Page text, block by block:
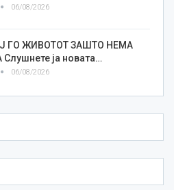
06/08/2026
ГО ЖИВОТОТ ЗАШТО НЕМА
ја новата…
06/08/2026